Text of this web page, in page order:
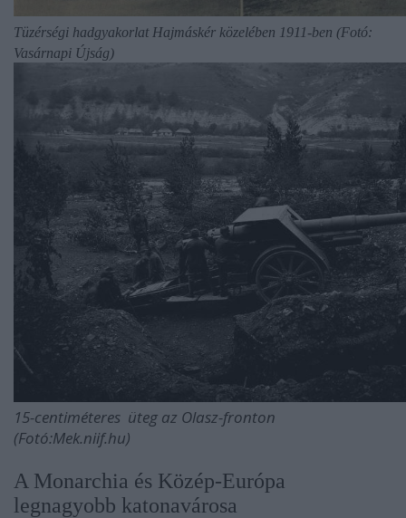
Tüzérségi hadgyakorlat Hajmáskér közelében 1911-ben (Fotó:
Vasárnapi Újság)
15-centiméteres üteg az Olasz-fronton
(Fotó:Mek.niif.hu)
A Monarchia és Közép-Európa
legnagyobb katonavárosa